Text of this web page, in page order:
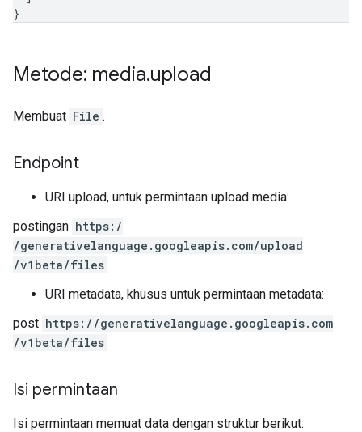
}
Metode: media.upload
Membuat File .
Endpoint
URI upload, untuk permintaan upload media:
postingan https: /
/generativelanguage.googleapis.com/upload
/v1beta/files
URI metadata, khusus untuk permintaan metadata:
post https: / /generativelanguage.googleapis.com
/v1beta/files
Isi permintaan
Isi permintaan memuat data dengan struktur berikut: